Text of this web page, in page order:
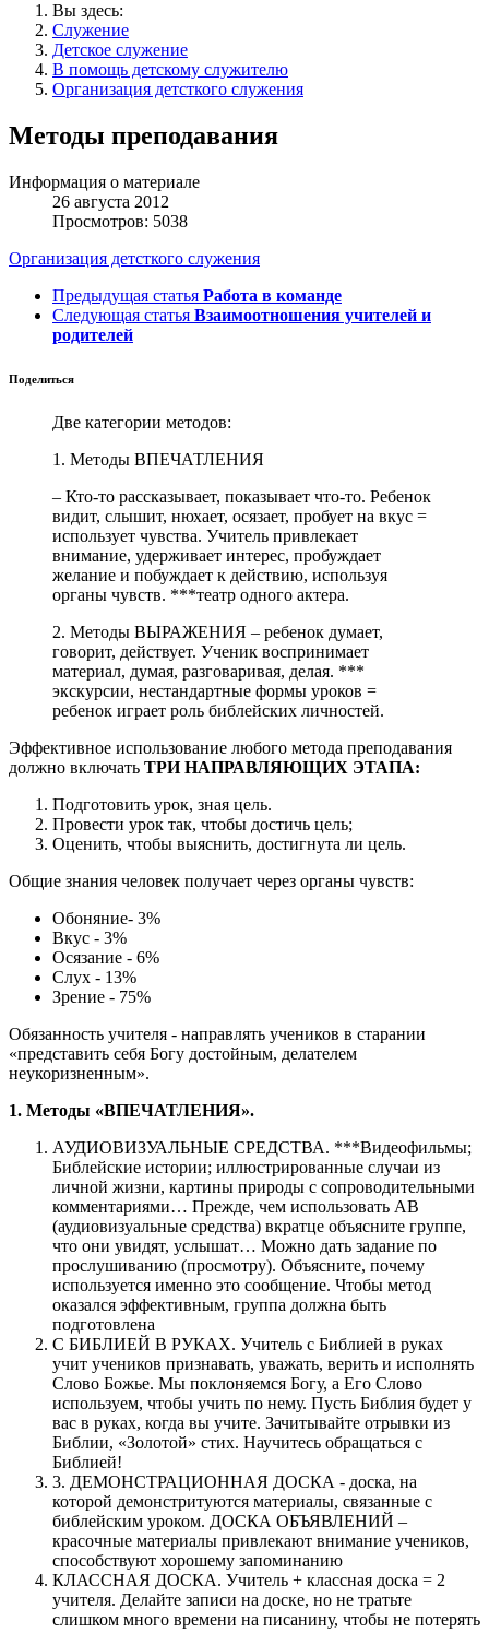
Вы здесь:
Служение
Детское служение
В помощь детскому служителю
Организация детсткого служения
Методы преподавания
Информация о материале
26 августа 2012
Просмотров: 5038
Организация детсткого служения
Предыдущая статья Работа в команде
Следующая статья Взаимоотношения учителей и
родителей
Поделиться
Две категории методов:
1. Методы ВПЕЧАТЛЕНИЯ
– Кто-то рассказывает, показывает что-то. Ребенок
видит, слышит, нюхает, осязает, пробует на вкус =
использует чувства. Учитель привлекает
внимание, удерживает интерес, пробуждает
желание и побуждает к действию, используя
органы чувств. ***театр одного актера.
2. Методы ВЫРАЖЕНИЯ – ребенок думает,
говорит, действует. Ученик воспринимает
материал, думая, разговаривая, делая. ***
экскурсии, нестандартные формы уроков =
ребенок играет роль библейских личностей.
Эффективное использование любого метода преподавания
должно включать ТРИ НАПРАВЛЯЮЩИХ ЭТАПА:
Подготовить урок, зная цель.
Провести урок так, чтобы достичь цель;
Оценить, чтобы выяснить, достигнута ли цель.
Общие знания человек получает через органы чувств:
Обоняние- 3%
Вкус - 3%
Осязание - 6%
Слух - 13%
Зрение - 75%
Обязанность учителя - направлять учеников в старании
«представить себя Богу достойным, делателем
неукоризненным».
1. Методы «ВПЕЧАТЛЕНИЯ».
АУДИОВИЗУАЛЬНЫЕ СРЕДСТВА. ***Видеофильмы;
Библейские истории; иллюстрированные случаи из
личной жизни, картины природы с сопроводительными
комментариями… Прежде, чем использовать АВ
(аудиовизуальные средства) вкратце объясните группе,
что они увидят, услышат… Можно дать задание по
прослушиванию (просмотру). Объясните, почему
используется именно это сообщение. Чтобы метод
оказался эффективным, группа должна быть
подготовлена
С БИБЛИЕЙ В РУКАХ. Учитель с Библией в руках
учит учеников признавать, уважать, верить и исполнять
Слово Божье. Мы поклоняемся Богу, а Его Слово
используем, чтобы учить по нему. Пусть Библия будет у
вас в руках, когда вы учите. Зачитывайте отрывки из
Библии, «Золотой» стих. Научитесь обращаться с
Библией!
3. ДЕМОНСТРАЦИОННАЯ ДОСКА - доска, на
которой демонстритуются материалы, связанные с
библейским уроком. ДОСКА ОБЪЯВЛЕНИЙ –
красочные материалы привлекают внимание учеников,
способствуют хорошему запоминанию
КЛАССНАЯ ДОСКА. Учитель + классная доска = 2
учителя. Делайте записи на доске, но не тратьте
слишком много времени на писанину, чтобы не потерять